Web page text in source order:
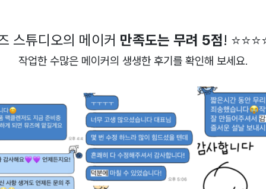
스튜디오의 메이커 만족도는 무려 5점!
작업한 수많은 메이커의 생생한 후기를 확인해 보세요.